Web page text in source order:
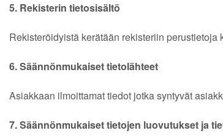
5. Rekisterin tietosisältö
Rekisteröidyistä kerätään rekisteriin
6. Säännönmukaiset tietolähteet
Asiakkaan ilmoittamat tiedot jotka syntyvät
7. Säännönmukaiset tietojen luovutukset ja